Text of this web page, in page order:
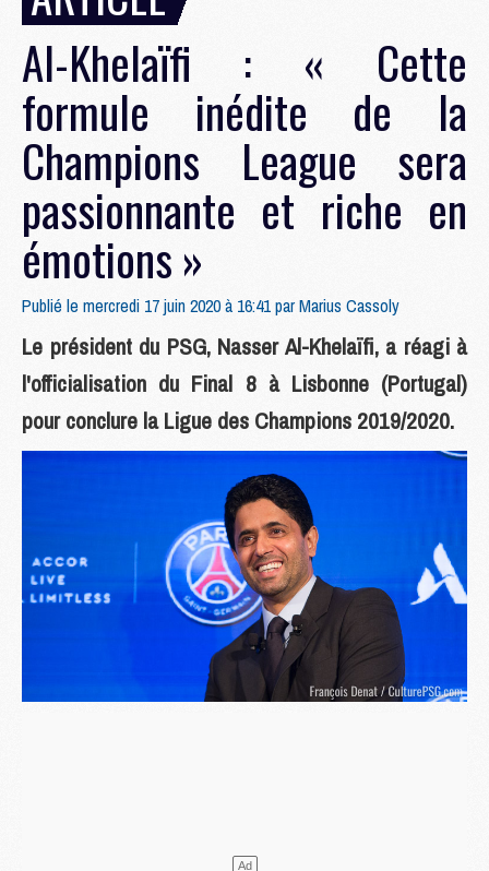
Al-Khelaïfi : « Cette
formule inédite de la
Champions League sera
passionnante et riche en
émotions »
Publié le mercredi 17 juin 2020 à 16:41 parMarius Cassoly
Le président du PSG, Nasser Al-Khelaïfi, a réagi à
l'officialisation du Final 8 à Lisbonne (Portugal)
pour conclure la Ligue des Champions 2019/2020.